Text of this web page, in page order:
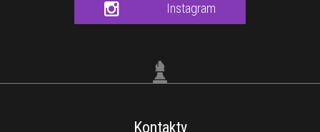
Instagram
Kontakty